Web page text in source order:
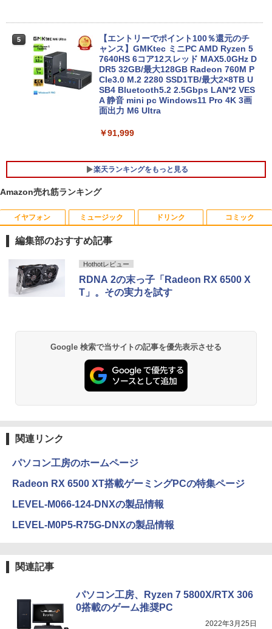
19｜軽量モバイルタブレットPC｜プラチ
ナ｜本体のみ｜キーボードなし
￥22,800
5
【エントリーでポイント100％還元のチ
ャンス】GMKtec ミニPC AMD Ryzen 5
7640HS 6コア12スレッド MAX5.0GHz D
DR5 32GB/最大128GB Radeon 760M P
CIe3.0 M.2 2280 SSD1TB/最大2×8TB U
SB4 Bluetooth5.2 2.5Gbps LAN*2 VES
A 静音 mini pc Windows11 Pro 4K 3画
面出力 M6 Ultra
￥91,999
楽天ランキングをもっと見る
1
アースドリームス 厳選おまかせモニター
21.5型〜27型ワイド 【HDMI対応 / FULL
HD解像度】 大手メーカー液晶 (Dell/HP/
witch PS4 PS5対応 【整備済み中古品】
￥6,470
2
【お買い物マラソン限定価格】モニター
21.5インチ 100Hz FHD VAパネル スピー
カー搭載 ブルーライト軽減 ノングレアタ
イプ 壁掛け対応 省スペース 角度調整 高
視野角 178° Adaptive-Sync対応 MAXZ
EN MJM22CH03-F100 2608mr
￥9,930
ンチ 144Hz 1ms IPS フルHD ノングレア
非光沢 ブルーライトカット HDMI VGA
スピーカー内蔵 ヘッドホン端子 VESA対
応 テレワーク 在宅勤務 法人向け オフィ
ス TERRA 2441W
￥9,999
4
ノングレア 非光沢 1080PフルHD コスパ
高画質 デュアルモニター サブモニター
ポータブルモニター ゲーミングモニター
リモートワーク IPS Tpye-C/mini HDMI
1
【3千円以上送料無料】夏目友人帳 1-33
巻セット
￥2,970
筋肉 脳 血管 腸 骨 5つの力が毎日高ま
る！ 鎌田式長生き常備菜 [ 鎌田 實 ]
4
アーティストのための人体解剖学 ドロー
イング フォーム＆ポーズ [ Tom Fox ]
5
￥1,080
Amazon売れ筋ランキング
イヤフォン
Anker Soundcore P40i オフホワイト
￥7,990
￥5,990
【2026年アップグレード版】AOKIMI ワイヤ
レスイヤホン bluetooth イヤホン V12 小型
軽量 ブルートゥースHi-Fi 最大36時間再生 ぶ
るーとゅーす コードレス ENCノイズキャン
セリング 自動ペアリング Type-C充電 マイク
Xiaomi シャオミ REDMI Buds 8 Lite ワイヤ
レスイヤホン Bluetooth 5.4 ノイズキャンセ
ミュージック
BRUCE WAYNE feat. Flo Milli, ATL Jacob
￥250
[Explicit]
￥250
On My Road (Stadium ver.)
￥250
ドリンク
【Amazon.co.jp限定】 い・ろ・は・す 2L P
￥1,112
富士山の天然水 バナジウム含有 水 ミネラル
ウォーター ペットボトル 静岡県産 500ミリリ
ットル (Smart Basic)
￥1,380
by Amazon 炭酸水 ラベルレス 500ml ×24本
強炭酸水 ペットボトル 500ミリリットル (Sm
art Basic)
ベルレス 650mlPET×24本
￥2,009
コミック
薬屋のひとりごと 17巻 (デジタル版ビッグガ
￥770
エース)
￥832
HUNTER×HUNTER モノクロ版 39 (ジャンプ
コミックスDIGITAL)
￥572
￥810
編集部のおすすめ記事
Hothotレビュー
RDNA 2の末っ子「Radeon RX 6500 X
T」。その実力を試す
Google 検索で当サイトの記事を優先表示させる
関連リンク
パソコン工房のホームページ
Radeon RX 6500 XT搭載ゲーミングPCの特集ページ
LEVEL-M066-124-DNXの製品情報
LEVEL-M0P5-R75G-DNXの製品情報
関連記事
パソコン工房、Ryzen 7 5800X/RTX 306
0搭載のゲーム推奨PC
2022年3月25日